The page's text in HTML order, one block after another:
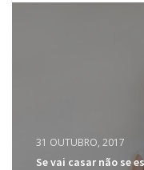
31 OUTUBRO, 2017
Se vai casar não se